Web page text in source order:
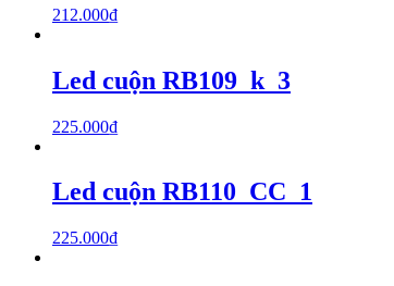
212.000₫
Led cuộn RB109_k_3
225.000₫
Led cuộn RB110_CC_1
225.000₫